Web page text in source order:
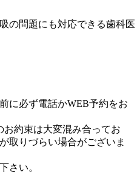
の問題にも対応できる歯科医
に必ず電話かWEB予約をお
約束は大変混み合ってお
取りづらい場合がございま
さい。